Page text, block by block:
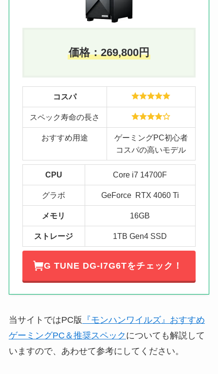
価格：269,800円
コスパ
スペック寿命の長さ
おすすめ用途
ゲーミングPC初心者
コスパの高いモデル
CPU Core i7 14700F
グラボ GeForce RTX 4060 Ti
メモリ 16GB
ストレージ 1TB Gen4 SSD
G TUNE DG-I7G6Tをチェック！
当サイトではPC版 『モンハンワイルズ』おすすめ
ゲーミングPC＆推奨スペック についても解説して
いますので、あわせて参考にしてください。